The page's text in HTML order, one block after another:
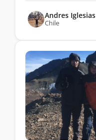
Andres Iglesias
Chile